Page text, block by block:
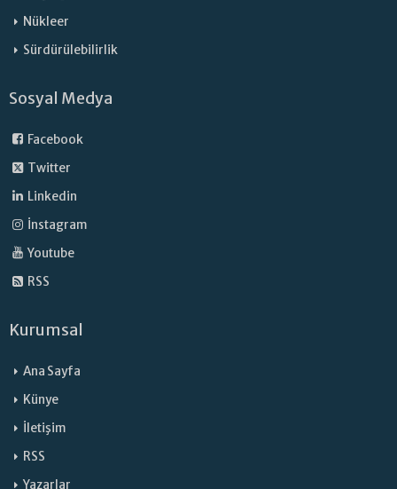
Nükleer
Sürdürülebilirlik
Sosyal Medya
Facebook
Twitter
Linkedin
İnstagram
Youtube
RSS
Kurumsal
Ana Sayfa
Künye
İletişim
RSS
Yazarlar